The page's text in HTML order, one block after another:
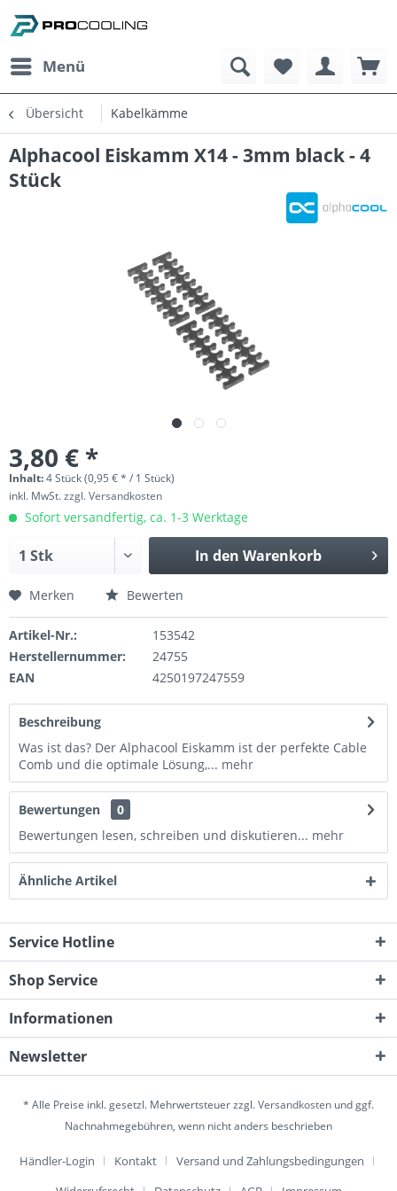
Menü
Übersicht Kabelkämme
Alphacool Eiskamm X14 - 3mm black - 4
Stück
3,80 € *
Inhalt:4 Stück (0,95 € * / 1 Stück)
inkl. MwSt.zzgl. Versandkosten
Sofort versandfertig, ca. 1-3 Werktage
In den Warenkorb
Merken Bewerten
Artikel-Nr.:
153542
Herstellernummer:
24755
EAN
4250197247559
Beschreibung
Was ist das? Der Alphacool Eiskamm ist der perfekte Cable
Comb und die optimale Lösung,... mehr
Bewertungen
0
Bewertungen lesen, schreiben und diskutieren... mehr
Ähnliche Artikel
Service Hotline
Shop Service
Informationen
Newsletter
* Alle Preise inkl. gesetzl. Mehrwertsteuer zzgl.Versandkosten und ggf.
Nachnahmegebühren, wenn nicht anders beschrieben
Händler-Login Kontakt
Versand und Zahlungsbedingungen